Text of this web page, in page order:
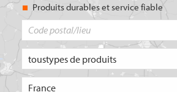
Produits durables et service fiable
de